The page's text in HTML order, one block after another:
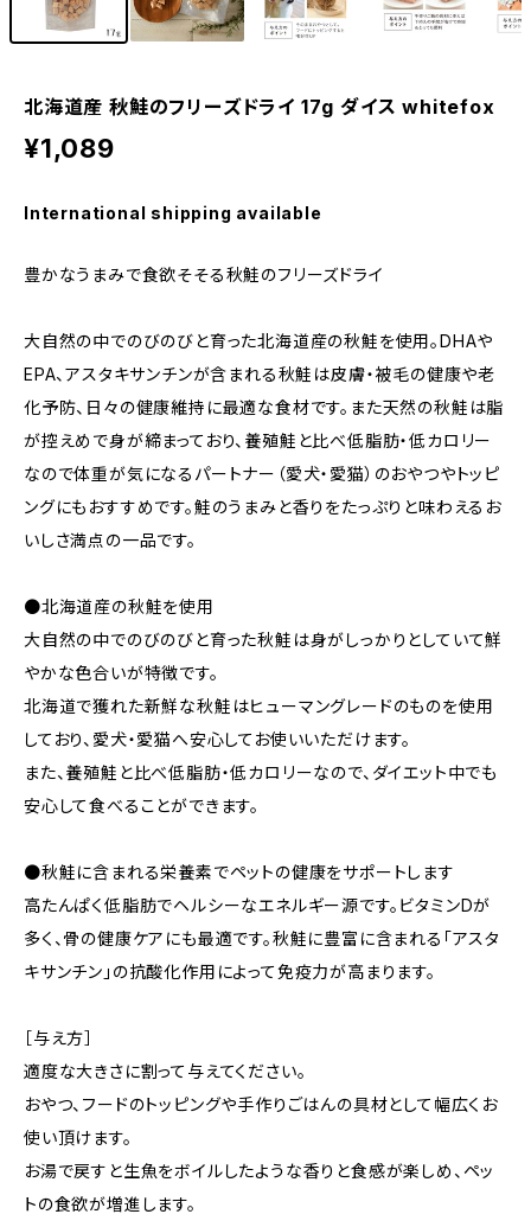
北海道産 秋鮭のフリーズドライ 17g ダイス whitefox
¥1,089
International shipping available
豊かなうまみで食欲そそる秋鮭のフリーズドライ
大自然の中でのびのびと育った北海道産の秋鮭を使用。DHAや
EPA、アスタキサンチンが含まれる秋鮭は皮膚・被毛の健康や老
化予防、日々の健康維持に最適な食材です。また天然の秋鮭は脂
が控えめで身が締まっており、養殖鮭と比べ低脂肪・低カロリー
なので体重が気になるパートナー（愛犬・愛猫）のおやつやトッピ
ングにもおすすめです。鮭のうまみと香りをたっぷりと味わえるお
いしさ満点の一品です。
●北海道産の秋鮭を使用
大自然の中でのびのびと育った秋鮭は身がしっかりとしていて鮮
やかな色合いが特徴です。
北海道で獲れた新鮮な秋鮭はヒューマングレードのものを使用
しており、愛犬・愛猫へ安心してお使いいただけます。
また、養殖鮭と比べ低脂肪・低カロリーなので、ダイエット中でも
安心して食べることができます。
●秋鮭に含まれる栄養素でペットの健康をサポートします
高たんぱく低脂肪でヘルシーなエネルギー源です。ビタミンDが
多く、骨の健康ケアにも最適です。秋鮭に豊富に含まれる「アスタ
キサンチン」の抗酸化作用によって免疫力が高まります。
［与え方］
適度な大きさに割って与えてください。
おやつ、フードのトッピングや手作りごはんの具材として幅広くお
使い頂けます。
お湯で戻すと生魚をボイルしたような香りと食感が楽しめ、ペッ
トの食欲が増進します。